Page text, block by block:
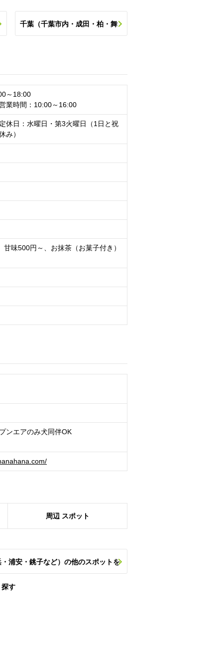
千葉（千葉市内・成田・柏・舞
ットを探す
～18:00
業時間：10:00～16:00
休日：水曜日・第3火曜日（1日と祝
み）
甘味500円～、お抹茶（お菓子付き）
ンエアのみ犬同伴OK
周辺 スポット
浦安・銚子など）の他のスポットを
探す